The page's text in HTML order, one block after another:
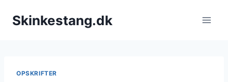
Skinkestang.dk
OPSKRIFTER